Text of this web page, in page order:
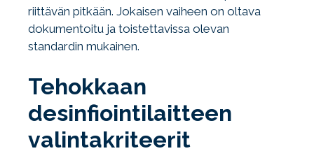
riittävän pitkään. Jokaisen vaiheen on oltava
dokumentoitu ja toistettavissa olevan
standardin mukainen.
Tehokkaan
desinfiointilaitteen
valintakriteerit